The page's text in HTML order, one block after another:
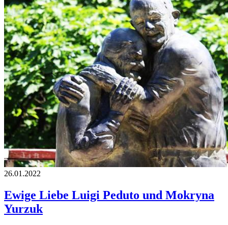
26.01.2022
Ewige Liebe Luigi Peduto und Mokryna
Yurzuk